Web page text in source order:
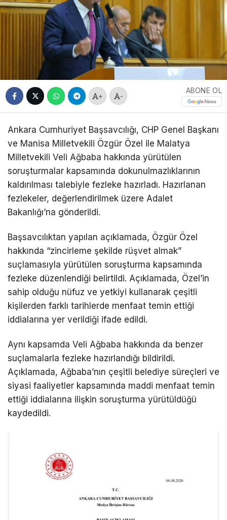
+ -
ABONE OL
Ankara Cumhuriyet Başsavcılığı, CHP Genel Başkanı
ve Manisa Milletvekili Özgür Özel ile Malatya
Milletvekili Veli Ağbaba hakkında yürütülen
soruşturmalar kapsamında dokunulmazlıklarının
kaldırılması talebiyle fezleke hazırladı. Hazırlanan
fezlekeler, değerlendirilmek üzere Adalet
Bakanlığı’na gönderildi.
Başsavcılıktan yapılan açıklamada, Özgür Özel
hakkında “zincirleme şekilde rüşvet almak”
suçlamasıyla yürütülen soruşturma kapsamında
fezleke düzenlendiği belirtildi. Açıklamada, Özel’in
sahip olduğu nüfuz ve yetkiyi kullanarak çeşitli
kişilerden farklı tarihlerde menfaat temin ettiği
iddialarına yer verildiği ifade edildi.
Aynı kapsamda Veli Ağbaba hakkında da benzer
suçlamalarla fezleke hazırlandığı bildirildi.
Açıklamada, Ağbaba’nın çeşitli belediye süreçleri ve
siyasi faaliyetler kapsamında maddi menfaat temin
ettiği iddialarına ilişkin soruşturma yürütüldüğü
kaydedildi.